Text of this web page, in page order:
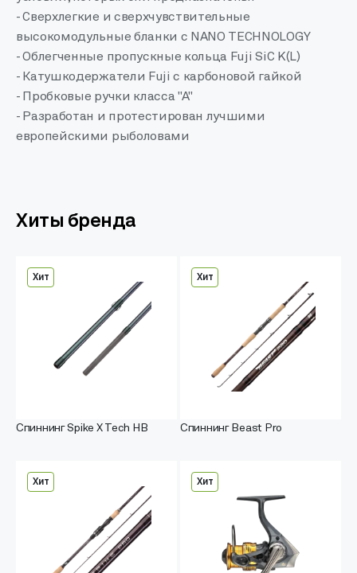
- Сверхлегкие и сверхчувствительные
высокомодульные бланки с NANO TECHNOLOGY
- Облегченные пропускные кольца Fuji SiC K(L)
- Катушкодержатели Fuji с карбоновой гайкой
- Пробковые ручки класса "А"
- Разработан и протестирован лучшими
европейскими рыболовами
Хиты бренда
Хит
Спиннинг Spike X Tech HB
Хит
Спиннинг Beast Pro
Хит Хит